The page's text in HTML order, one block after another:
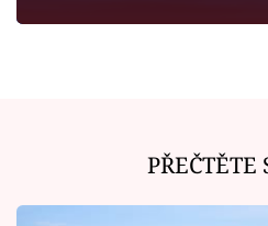
Sledujte nás
PŘEČTĚTE